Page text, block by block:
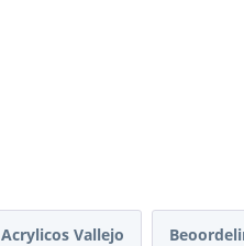
Acrylicos Vallejo